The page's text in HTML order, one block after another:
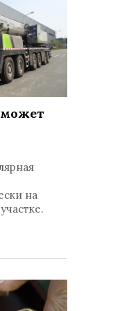
может
на